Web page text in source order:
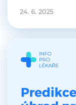
24. 6. 2025